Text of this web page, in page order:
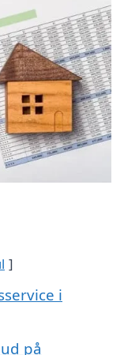
i
på